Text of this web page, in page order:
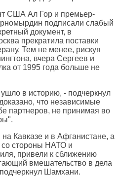
США Ал Гор и премьер-
подписали слабый
документ, в
прекратила поставки
Тем не менее, рискуя
вчера Сергеев и
от 1995 года больше не
в историю, - подчеркнул
что независимые
партнеров, не принимая во
Кавказе и в Афганистане, а
со стороны НАТО и
привели к сближению
вмешательство в дела
Шамхани.